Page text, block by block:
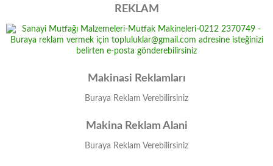
REKLAM
Makinasi Reklamları
Buraya Reklam Verebilirsiniz
Makina Reklam Alani
Buraya Reklam Verebilirsiniz